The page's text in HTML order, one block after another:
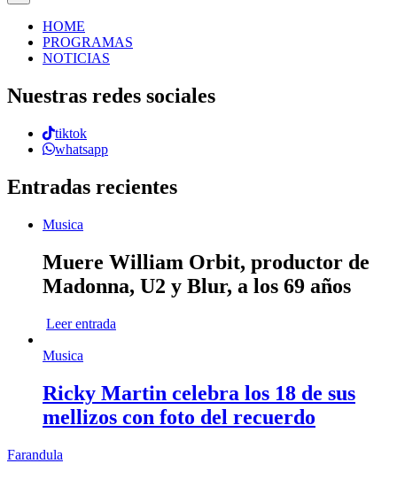
HOME
PROGRAMAS
NOTICIAS
Nuestras redes sociales
tiktok
whatsapp
Entradas recientes
Musica
Muere William Orbit, productor de
Madonna, U2 y Blur, a los 69 años
Leer entrada
Musica
Ricky Martin celebra los 18 de sus
mellizos con foto del recuerdo
Farandula